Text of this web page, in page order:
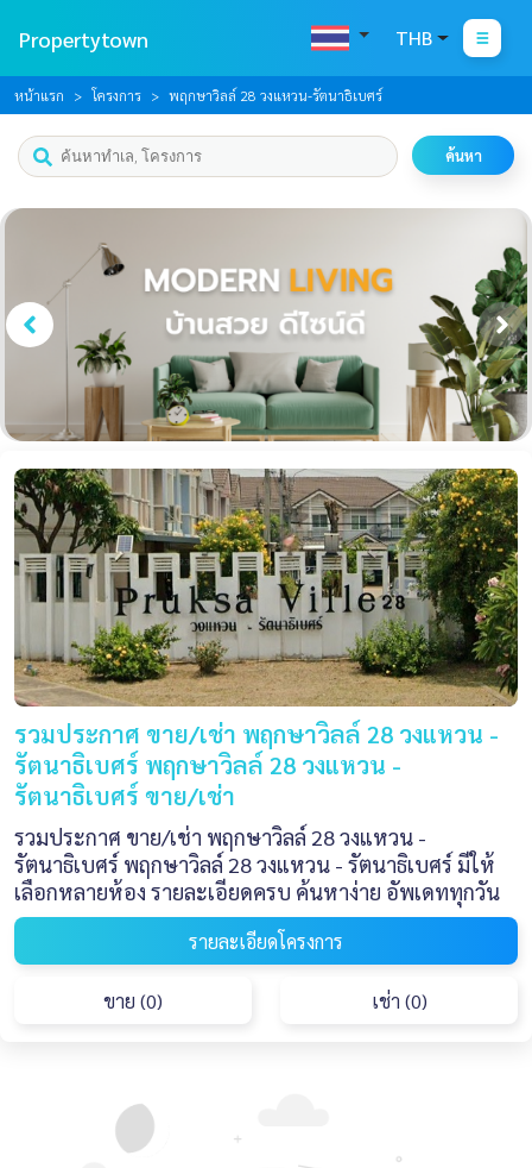
Propertytown THB
หน้าแรก โครงการ พฤกษาวิลล์ 28 วงแหวน-รัตนาธิเบศร์
ค้นหา
รวมประกาศ ขาย/เช่า พฤกษาวิลล์ 28 วงแหวน -
รัตนาธิเบศร์ พฤกษาวิลล์ 28 วงแหวน -
รัตนาธิเบศร์ ขาย/เช่า
รวมประกาศ ขาย/เช่า พฤกษาวิลล์ 28 วงแหวน -
รัตนาธิเบศร์ พฤกษาวิลล์ 28 วงแหวน - รัตนาธิเบศร์ มีให้
เลือกหลายห้อง รายละเอียดครบ ค้นหาง่าย อัพเดททุกวัน
รายละเอียดโครงการ
ขาย (0) เช่า (0)